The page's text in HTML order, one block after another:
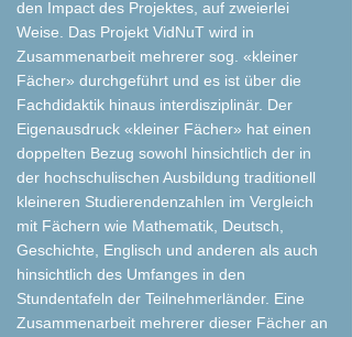
den Impact des Projektes, auf zweierlei
Weise. Das Projekt VidNuT wird in
Zusammenarbeit mehrerer sog. «kleiner
Fächer» durchgeführt und es ist über die
Fachdidaktik hinaus interdisziplinär. Der
Eigenausdruck «kleiner Fächer» hat einen
doppelten Bezug sowohl hinsichtlich der in
der hochschulischen Ausbildung traditionell
kleineren Studierendenzahlen im Vergleich
mit Fächern wie Mathematik, Deutsch,
Geschichte, Englisch und anderen als auch
hinsichtlich des Umfanges in den
Stundentafeln der Teilnehmerländer. Eine
Zusammenarbeit mehrerer dieser Fächer an